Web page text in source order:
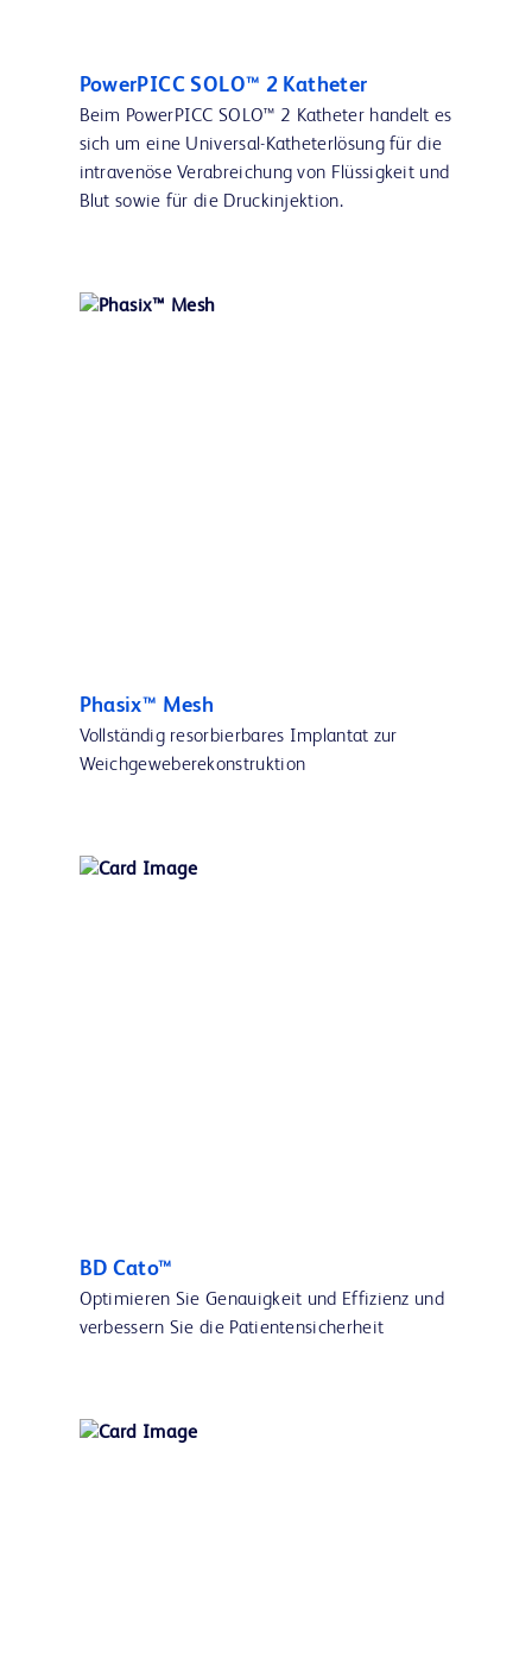
PowerPICC SOLO™ 2 Katheter
Beim PowerPICC SOLO™ 2 Katheter handelt es
sich um eine Universal-Katheterlösung für die
intravenöse Verabreichung von Flüssigkeit und
Blut sowie für die Druckinjektion.
Phasix™ Mesh
Vollständig resorbierbares Implantat zur
Weichgeweberekonstruktion
BD Cato™
Optimieren Sie Genauigkeit und Effizienz und
verbessern Sie die Patientensicherheit